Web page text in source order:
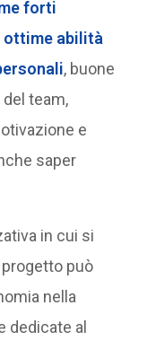
forti
ottime abilità
, buone
team,
e
saper
in cui si
può
nella
dedicate al